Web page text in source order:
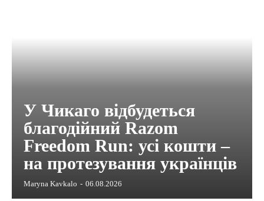
У Чикаго відбудеться
благодійний Razom
Freedom Run: усі кошти –
на протезування українців
Maryna Kavkalo - 06.08.2026